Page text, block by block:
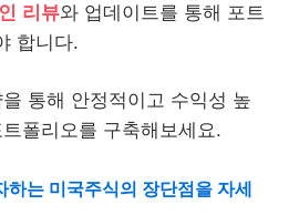
리뷰와 업데이트를 통해 포트
합니다.
통해 안정적이고 수익성 높
폴리오를 구축해보세요.
하는 미국주식의 장단점을 자세